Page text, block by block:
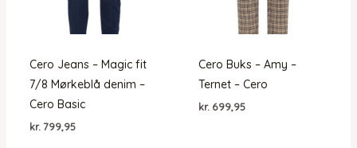
Cero Jeans – Magic fit
7/8 Mørkeblå denim –
Cero Basic
kr. 799,95
Cero Buks – Amy –
Ternet – Cero
kr. 699,95